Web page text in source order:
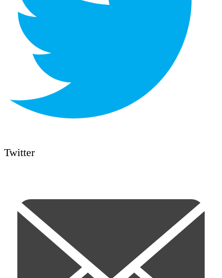
Twitter